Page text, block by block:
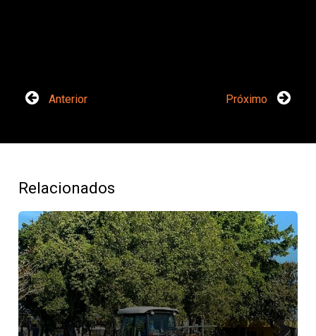
Anterior Próximo
Relacionados